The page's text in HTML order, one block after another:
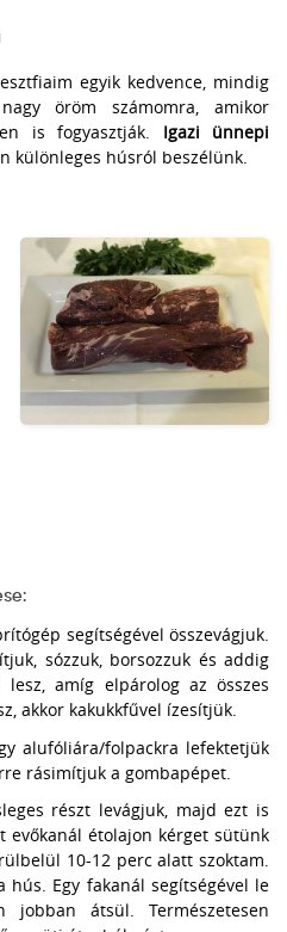
egyik kedvence, mindig
öröm számomra, amikor
is fogyasztják. Igazi ünnepi
különleges húsról beszélünk.
segítségével összevágjuk.
sózzuk, borsozzuk és addig
lesz, amíg elpárolog az összes
akkor kakukkfűvel ízesítjük.
alufóliára/folpackra lefektetjük
rásimítjuk a gombapépet.
részt levágjuk, majd ezt is
evőkanál étolajon kérget sütünk
10-12 perc alatt szoktam.
Egy fakanál segítségével le
átsül. Természetesen